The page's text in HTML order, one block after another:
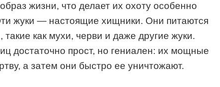
жизни, что делает их охоту особенно
жуки — настоящие хищники. Они питаются
как мухи, черви и даже другие жуки.
достаточно прост, но гениален: их мощные
а затем они быстро ее уничтожают.